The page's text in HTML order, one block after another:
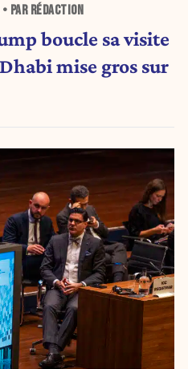
• PAR RÉDACTION
boucle sa visite
mise gros sur